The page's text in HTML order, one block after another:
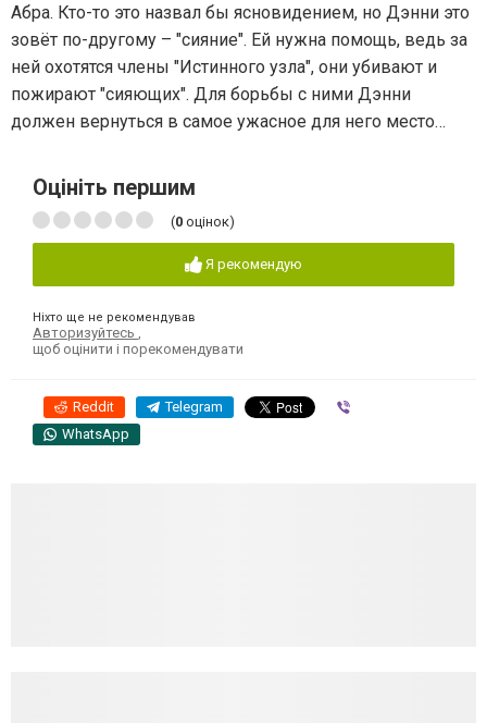
Абра. Кто-то это назвал бы ясновидением, но Дэнни это
зовёт по-другому – "сияние". Ей нужна помощь, ведь за
ней охотятся члены "Истинного узла", они убивают и
пожирают "сияющих". Для борьбы с ними Дэнни
должен вернуться в самое ужасное для него место…
Оцініть першим
(0 оцінок)
Я рекомендую
Ніхто ще не рекомендував
Авторизуйтесь ,
щоб оцінити і порекомендувати
Reddit Telegram
WhatsApp